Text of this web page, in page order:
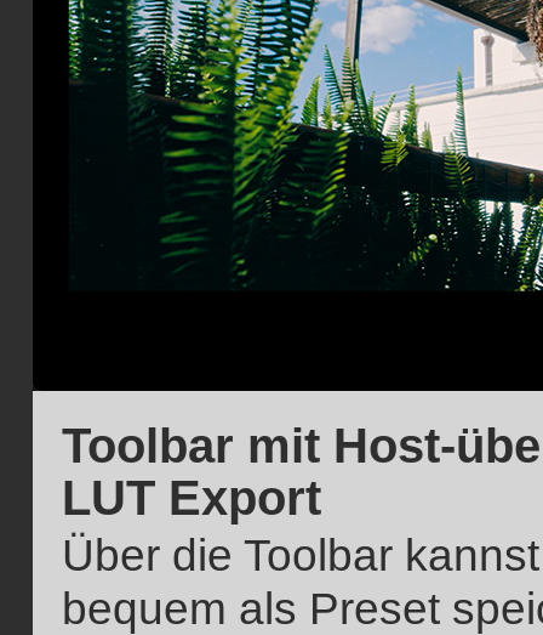
Toolbar mit Host-
LUT Export
Über die Toolbar
bequem als Preset